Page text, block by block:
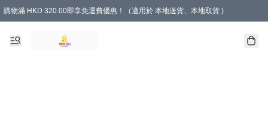
購物滿 HKD 320.00即享免運費優惠！（適用於 本地送貨、本地取貨 )